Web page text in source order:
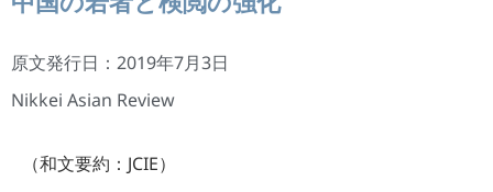
原文発行日：2019年7月3日
Nikkei Asian Review
（和文要約：JCIE）